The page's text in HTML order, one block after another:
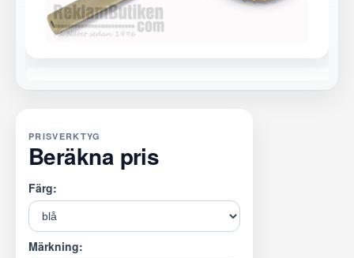
PRISVERKTYG
Beräkna pris
Färg:
Märkning: